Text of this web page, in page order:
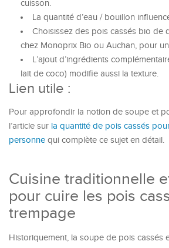
cuisson.
La quantité d’eau / bouillon
Choisissez des pois cassés bio de
chez Monoprix Bio ou Auchan, pour
L’ajout d’ingrédients
lait de coco) modifie aussi la texture.
Lien utile :
Pour approfondir la notion de soupe et
l’article sur la quantité de pois cassés
personne qui complète ce sujet en détail.
Cuisine traditionnelle
pour cuire les pois
trempage
Historiquement, la soupe de pois cassés